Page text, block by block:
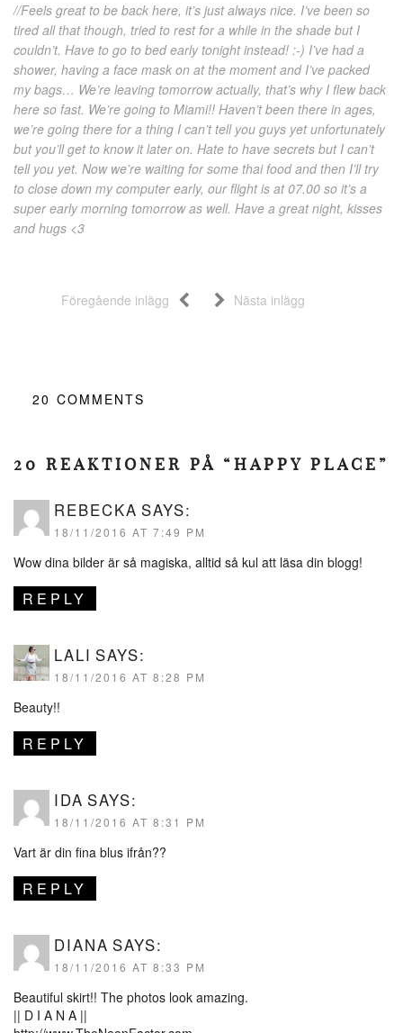
//Feels great to be back here, it’s just always nice. I’ve been so
tired all that though, tried to rest for a while in the shade but I
couldn’t. Have to go to bed early tonight instead! :-) I’ve had a
shower, having a face mask on at the moment and I’ve packed
my bags… We’re leaving tomorrow actually, that’s why I flew back
here so fast. We’re going to Miami!! Haven’t been there in ages,
we’re going there for a thing I can’t tell you guys yet unfortunately
but you’ll get to know it later on. Hate to have secrets but I can’t
tell you yet. Now we’re waiting for some thai food and then I’ll try
to close down my computer early, our flight is at 07.00 so it’s a
super early morning tomorrow as well. Have a great night, kisses
and hugs <3
Föregående inlägg Nästa inlägg
20 COMMENTS
20 REAKTIONER PÅ “HAPPY PLACE”
REBECKA SAYS:
18/11/2016 AT 7:49 PM
Wow dina bilder är så magiska, alltid så kul att läsa din blogg!
REPLY
LALI SAYS:
18/11/2016 AT 8:28 PM
Beauty!!
REPLY
IDA SAYS:
18/11/2016 AT 8:31 PM
Vart är din fina blus ifrån??
REPLY
DIANA SAYS:
18/11/2016 AT 8:33 PM
Beautiful skirt!! The photos look amazing.
|| D I A N A ||